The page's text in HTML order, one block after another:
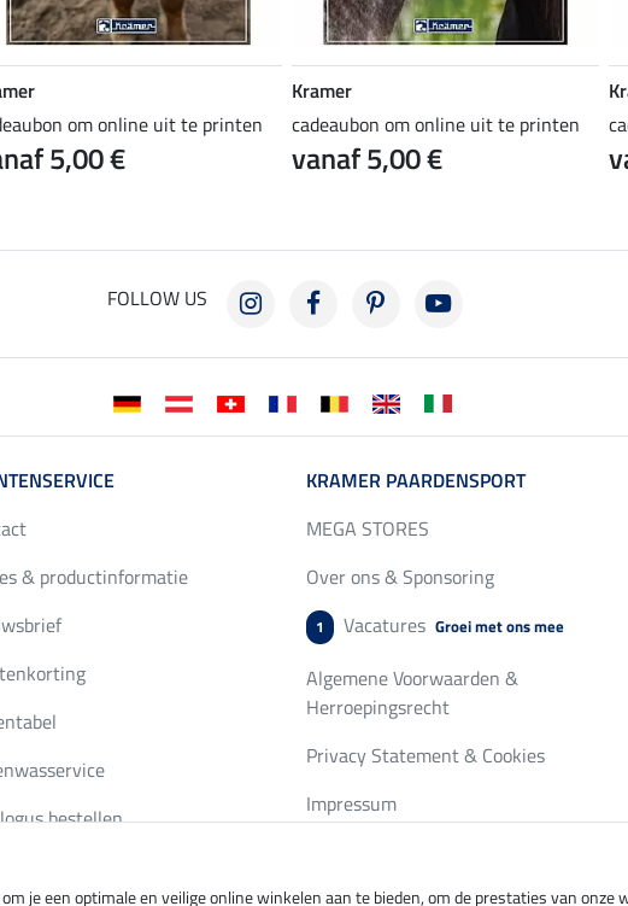
om online uit te printen
5,00 €
Kramer
cadeaubon om online uit te printen
vanaf 5,00 €
FOLLOW US
& productinformatie
bestellen
KRAMER PAARDENSPORT
MEGA STORES
Over ons & Sponsoring
1 Vacatures Groei met ons mee
Algemene Voorwaarden &
Herroepingsrecht
Privacy Statement & Cookies
Impressum
je een optimale en veilige online winkelen aan te bieden, om de prestaties van